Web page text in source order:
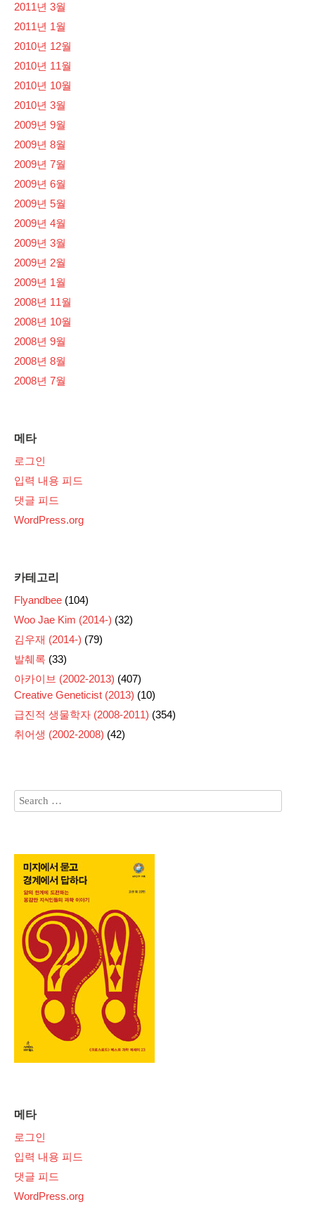
2011년 3월
2011년 1월
2010년 12월
2010년 11월
2010년 10월
2010년 3월
2009년 9월
2009년 8월
2009년 7월
2009년 6월
2009년 5월
2009년 4월
2009년 3월
2009년 2월
2009년 1월
2008년 11월
2008년 10월
2008년 9월
2008년 8월
2008년 7월
메타
로그인
입력 내용 피드
댓글 피드
WordPress.org
카테고리
Flyandbee (104)
Woo Jae Kim (2014-) (32)
김우재 (2014-) (79)
발췌록 (33)
아카이브 (2002-2013) (407)
Creative Geneticist (2013) (10)
급진적 생물학자 (2008-2011) (354)
취어생 (2002-2008) (42)
메타
로그인
입력 내용 피드
댓글 피드
WordPress.org